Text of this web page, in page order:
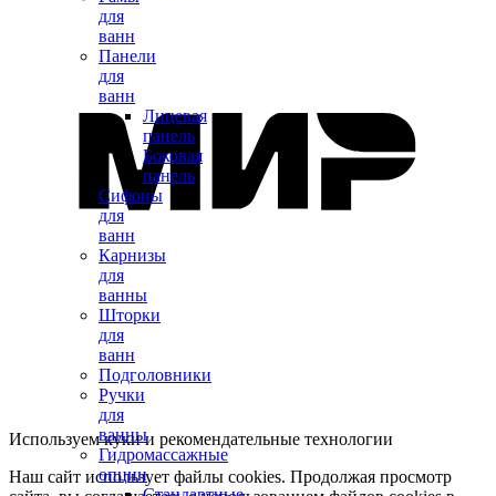
для
ванн
Панели
для
ванн
Лицевая
панель
Боковая
панель
Сифоны
для
ванн
Карнизы
для
ванны
Шторки
для
ванн
Подголовники
Ручки
для
ванны
Гидромассажные
опции
Используем куки и рекомендательные технологии
Наш сайт использует файлы cookies. Продолжая просмотр